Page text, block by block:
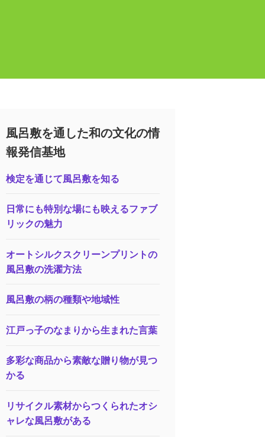
風呂敷を通した和の文化の情
報発信基地
検定を通じて風呂敷を知る
日常にも特別な場にも映えるファブ
リックの魅力
オートシルクスクリーンプリントの
風呂敷の洗濯方法
風呂敷の柄の種類や地域性
江戸っ子のなまりから生まれた言葉
多彩な商品から素敵な贈り物が見つ
かる
リサイクル素材からつくられたオシ
ャレな風呂敷がある